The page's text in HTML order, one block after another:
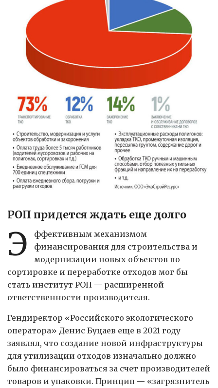
РОП придется ждать еще долго
Э
ффективным механизмом
финансирования для строительства и
модернизации новых объектов по
сортировке и переработке отходов мог бы
стать институт РОП — расширенной
ответственности производителя.
Гендиректор «Российского экологического
оператора» Денис Буцаев еще в 2021 году
заявлял, что создание новой инфраструктуры
для утилизации отходов изначально должно
было финансироваться за счет производителей
товаров и упаковки. Принцип — «загрязнитель